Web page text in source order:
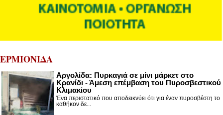
ΕΡΜΙΟΝΙΔΑ
Αργολίδα: Πυρκαγιά σε μίνι μάρκετ στο
Κρανίδι - Άμεση επέμβαση του Πυροσβεστικού
Κλιμακίου
Ένα περιστατικό που αποδεικνύει ότι για έναν πυροσβέστη το
καθήκον δε...